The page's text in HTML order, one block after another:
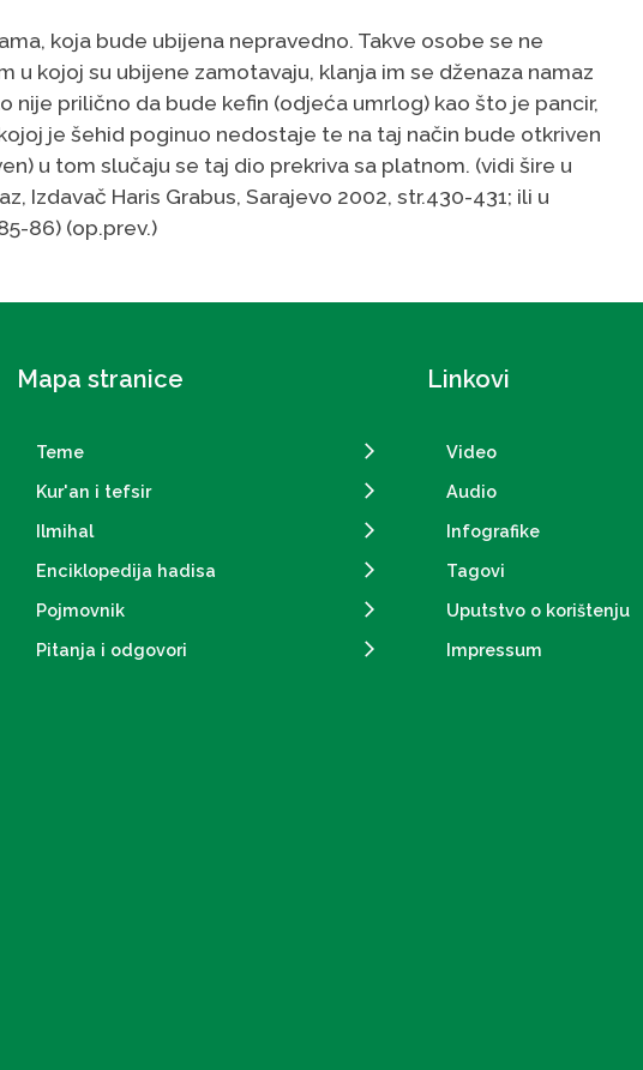
koja bude ubijena nepravedno. Takve osobe se ne
u kojoj su ubijene zamotavaju, klanja im se dženaza namaz
nije prilično da bude kefin (odjeća umrlog) kao što je pancir,
je šehid poginuo nedostaje te na taj način bude otkriven
u tom slučaju se taj dio prekriva sa platnom. (vidi šire u
Izdavač Haris Grabus, Sarajevo 2002, str.430-431; ili u
86) (op.prev.)
Mapa stranice
Teme
Kur'an i tefsir
Ilmihal
Enciklopedija hadisa
Pojmovnik
Pitanja i odgovori
Linkovi
Video
Audio
Infografike
Tagovi
Uputstvo o korištenju
Impressum